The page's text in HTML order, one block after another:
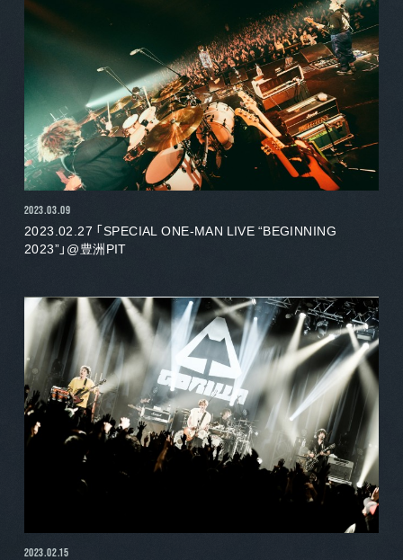
2023.03.09
2023.02.27 「SPECIAL ONE-MAN LIVE “BEGINNING
2023”」@豊洲PIT
2023.02.15